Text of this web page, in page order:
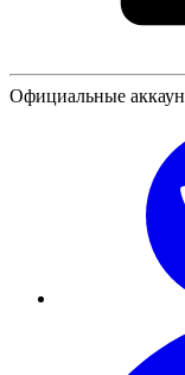
Официальные